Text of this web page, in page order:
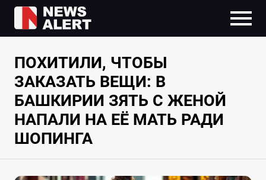
ПОХИТИЛИ, ЧТОБЫ
ЗАКАЗАТЬ ВЕЩИ: В
БАШКИРИИ ЗЯТЬ С ЖЕНОЙ
НАПАЛИ НА ЕЁ МАТЬ РАДИ
ШОПИНГА